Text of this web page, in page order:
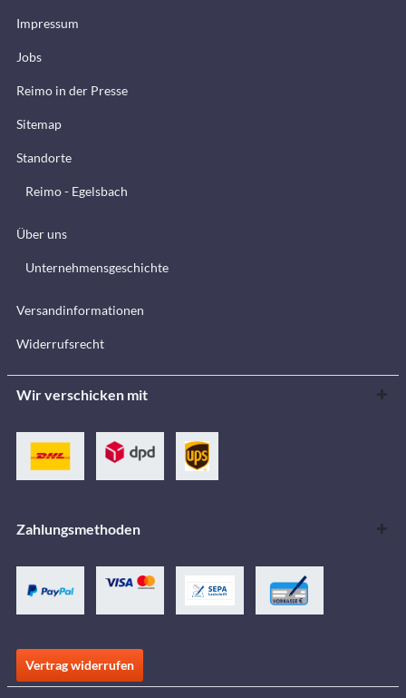
Impressum
Jobs
Reimo in der Presse
Sitemap
Standorte
Reimo - Egelsbach
Über uns
Unternehmensgeschichte
Versandinformationen
Widerrufsrecht
Wir verschicken mit
Zahlungsmethoden
Vertrag widerrufen